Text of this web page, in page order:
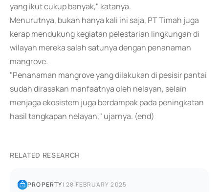
yang ikut cukup banyak," katanya.
Menurutnya, bukan hanya kali ini saja, PT Timah juga
kerap mendukung kegiatan pelestarian lingkungan di
wilayah mereka salah satunya dengan penanaman
mangrove.
"Penanaman mangrove yang dilakukan di pesisir pantai
sudah dirasakan manfaatnya oleh nelayan, selain
menjaga ekosistem juga berdampak pada peningkatan
hasil tangkapan nelayan," ujarnya. (end)
RELATED RESEARCH
PROPERTY|28 FEBRUARY 2025